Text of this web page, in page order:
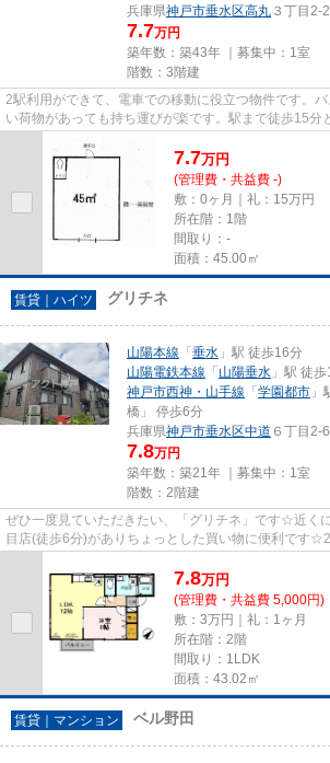
兵庫県神戸市垂水区高丸 ３丁目2-2
7.7万円
築年数：築43年 ｜募集中： 1室
階数：3階建
2駅利用ができて、電車での移動に役立つ物件です。
い荷物があっても持ち運びが楽です。駅まで徒歩15分
7.7万円
(管理費・共益費 -)
敷：0ヶ月｜礼：15万円
所在階：1階
間取り：-
面積：45.00㎡
賃貸｜ハイツ グリチネ
山陽本線 「 垂水 」駅 徒歩16分
山陽電鉄本線 「 山陽垂水 」駅 徒
神戸市西神・山手線 「 学園都市 」
橋」 停歩6分
兵庫県神戸市垂水区中道 ６丁目2-6
7.8万円
築年数：築21年 ｜募集中： 1室
階数：2階建
ぜひ一度見ていただきたい、「グリチネ」です☆近く
目店(徒歩6分)がありちょっとした買い物に便利です
7.8万円
(管理費・共益費 5,000円)
敷：3万円｜礼：1ヶ月
所在階：2階
間取り：1LDK
面積：43.02㎡
賃貸｜マンション ベル野田